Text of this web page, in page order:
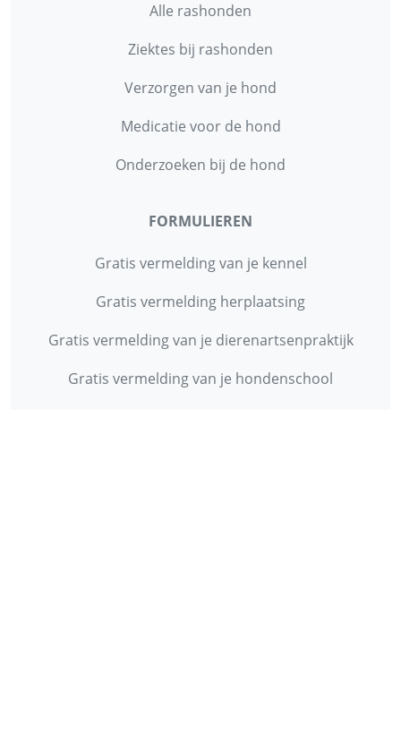
Alle rashonden
Ziektes bij rashonden
Verzorgen van je hond
Medicatie voor de hond
Onderzoeken bij de hond
FORMULIEREN
Gratis vermelding van je kennel
Gratis vermelding herplaatsing
Gratis vermelding van je dierenartsenpraktijk
Gratis vermelding van je hondenschool